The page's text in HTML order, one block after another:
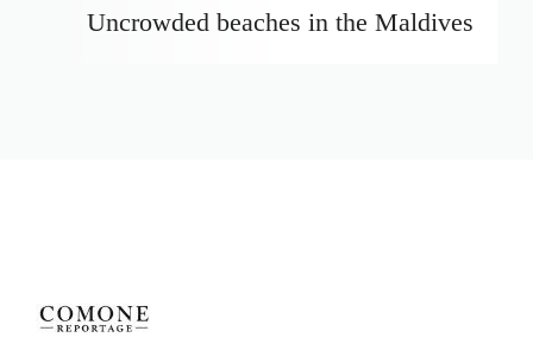
Uncrowded beaches in the Maldives